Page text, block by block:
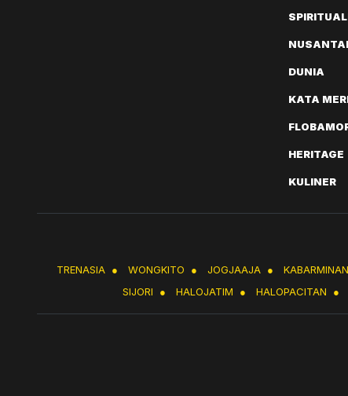
DUNIA
KATA
HERITAGE
KULINER
TRENASIA ● WONGKITO ● JOGJAAJA ●
SIJORI
● HALOJATIM ● HALOPACITAN ●